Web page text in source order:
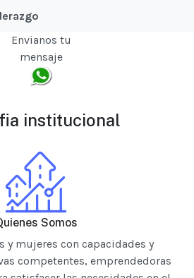
Envianos tu
mensaje
institucional
Somos
y mujeres con capacidades y
competentes, emprendedoras